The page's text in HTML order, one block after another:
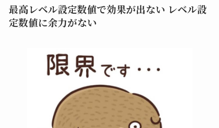
最高レベル設定数値で効果が出ない レベル設
定数値に余力がない